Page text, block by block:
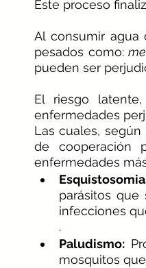
Este proceso
Al consumir agua
pesados como:
pueden ser
El riesgo
enfermedades
Las cuales,
de cooperación
enfermedades
parásitos
infecciones
.
Paludismo:
mosquitos